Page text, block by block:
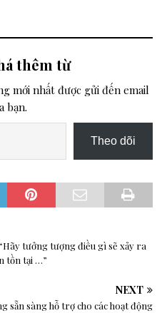
thêm từ
mới nhất được gửi đến email
bạn.
Theo dõi
tưởng tượng điều gì sẽ xảy ra
tồn tại …”
NEXT
sẵn sàng hỗ trợ cho các hoạt động